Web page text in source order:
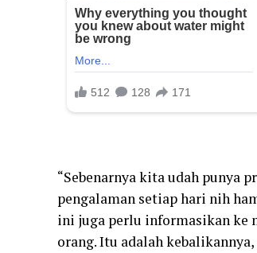
“Sebenarnya kita udah punya
pengalaman setiap hari nih
ini juga perlu informasikan ke
orang. Itu adalah